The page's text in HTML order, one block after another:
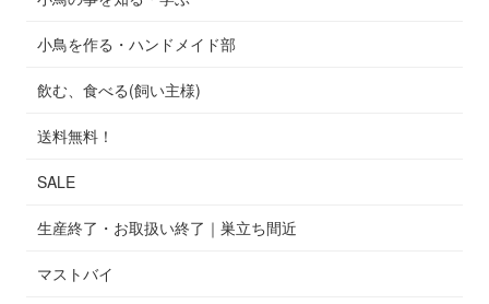
小鳥を作る・ハンドメイド部
飲む、食べる(飼い主様)
送料無料！
SALE
生産終了・お取扱い終了｜巣立ち間近
マストバイ